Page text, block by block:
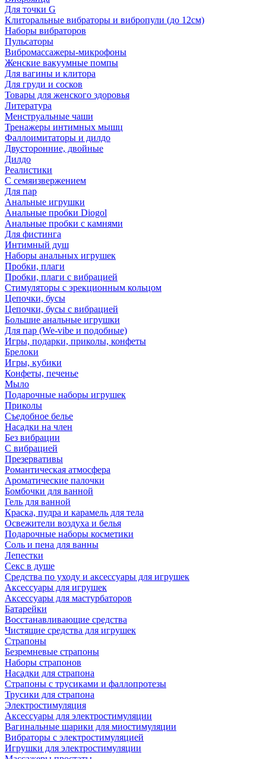
Для точки G
Клиторальные вибраторы и вибропули (до 12см)
Наборы вибраторов
Пульсаторы
Вибромассажеры-микрофоны
Женские вакуумные помпы
Для вагины и клитора
Для груди и сосков
Товары для женского здоровья
Литература
Менструальные чаши
Тренажеры интимных мышц
Фаллоимитаторы и дилдо
Двусторонние, двойные
Дилдо
Реалистики
С семяизвержением
Для пар
Анальные игрушки
Анальные пробки Diogol
Анальные пробки с камнями
Для фистинга
Интимный душ
Наборы анальных игрушек
Пробки, плаги
Пробки, плаги с вибрацией
Стимуляторы с эрекционным кольцом
Цепочки, бусы
Цепочки, бусы с вибрацией
Большие анальные игрушки
Для пар (We-vibe и подобные)
Игры, подарки, приколы, конфеты
Брелоки
Игры, кубики
Конфеты, печенье
Мыло
Подарочные наборы игрушек
Приколы
Съедобное белье
Насадки на член
Без вибрации
С вибрацией
Презервативы
Романтическая атмосфера
Ароматические палочки
Бомбочки для ванной
Гель для ванной
Краска, пудра и карамель для тела
Освежители воздуха и белья
Подарочные наборы косметики
Соль и пена для ванны
Лепестки
Секс в душе
Средства по уходу и аксессуары для игрушек
Аксессуары для игрушек
Аксессуары для мастурбаторов
Батарейки
Восстанавливающие средства
Чистящие средства для игрушек
Страпоны
Безремневые страпоны
Наборы страпонов
Насадки для страпона
Страпоны с трусиками и фаллопротезы
Трусики для страпона
Электростимуляция
Аксессуары для электростимуляции
Вагинальные шарики для миостимуляции
Вибраторы с электростимуляцией
Игрушки для электростимуляции